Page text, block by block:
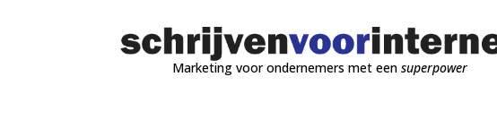
Marketing voor ondernemers met eensuperpower